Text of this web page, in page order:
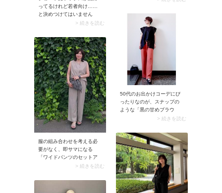
ってるけれど若者向け……
と決めつけてはいません
か？ 実は40代50代のカジュ
でぜひ取り入れてみましょ
う。コツはハイウエストの
ボトムを合わせること！ 肌
見せが控え目になり、安心
して着こなせますよ。
> 続きを読む
ので、40代50代も取り入れ
やすいですよ。白のロング
スカートやワイドパンツに
合わせるだけで今どきのル
ックスに決まります。
50代のお出かけコーデにぴ
ったりなのが、スナップの
ような「黒の甘めブラウ
ス」。レースやフレンチス
作りに見えそうですが、シ
ックな黒色で取り入れれば
大人っぽい表情に。着るだ
けでコーデが華やぐ一枚で
す。
> 続きを読む
服の組み合わせを考える必
要がなく、即サマになる
「ワイドパンツのセットア
ップ」は50代にうってつ
パンツは肌離れがよく風通
し抜群。ブラウスとのセッ
> 続きを読む